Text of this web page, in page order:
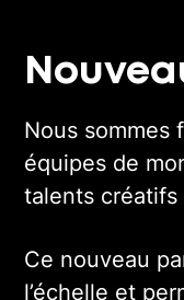
Nous sommes
équipes de
talents créatifs
Ce nouveau
l’échelle et